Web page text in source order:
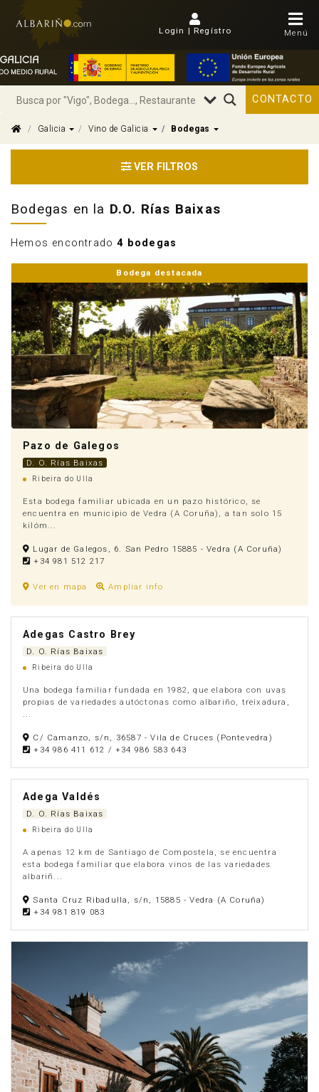
Login | Regístro Menú
Anúnciate
CONTACTO
Galicia Dropdown
Vino de Galicia Dropdown
Bodegas Dropdown
VER FILTROS
Bodegas en la D.O. Rías Baixas
Hemos encontrado4 bodegas
Bodega destacada
Pazo de Galegos
D. O. Rías Baixas
Ribeira do Ulla
Esta bodega familiar ubicada en un pazo histórico, se
encuentra en municipio de Vedra (A Coruña), a tan solo 15
kilóm...
Lugar de Galegos, 6. San Pedro 15885 - Vedra (A Coruña)
+34 981 512 217
Ver en mapa Ampliar info
Adegas Castro Brey
D. O. Rías Baixas
Ribeira do Ulla
Una bodega familiar fundada en 1982, que elabora con uvas
propias de variedades autóctonas como albariño, treixadura,
C/ Camanzo, s/n, 36587 - Vila de Cruces (Pontevedra)
+34 986 411 612 / +34 986 583 643
Adega Valdés
D. O. Rías Baixas
Ribeira do Ulla
A apenas 12 km de Santiago de Compostela, se encuentra
esta bodega familiar que elabora vinos de las variedades
albariñ...
Santa Cruz Ribadulla, s/n, 15885 - Vedra (A Coruña)
+34 981 819 083